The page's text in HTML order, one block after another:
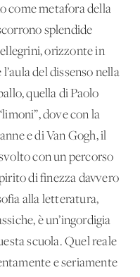
come metafora della
splendide
orizzonte in
del dissenso nella
quella di Paolo
dove con la
e di Van Gogh, il
con un percorso
di finezza davvero
alla letteratura,
è un’ingordigia
scuola. Quel reale
e seriamente